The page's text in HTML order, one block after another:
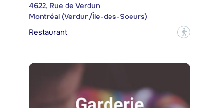
4622, Rue de Verdun
Montréal (Verdun/Île-des-Soeurs)
Restaurant
?